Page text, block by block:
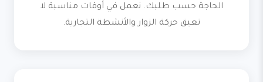
الحاجة حسب طلبك. نعمل في أوقات مناسبة لا
تعيق حركة الزوار والأنشطة التجارية.